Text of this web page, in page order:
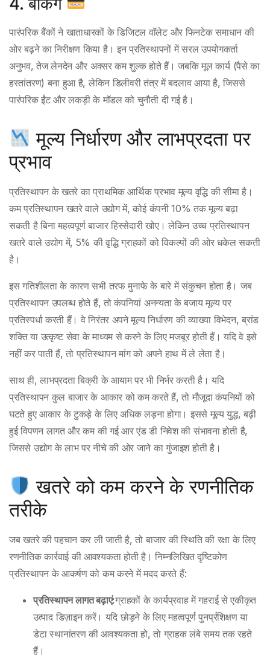
पारंपरिक बैंकों ने खाताधारकों के डिजिटल वॉलेट और फिनटेक समाधान की
ओर बढ़ने का निरीक्षण किया है। इन प्रतिस्थापनों में सरल उपयोगकर्ता
अनुभव, तेज लेनदेन और अक्सर कम शुल्क होते हैं। जबकि मूल कार्य (पैसे का
हस्तांतरण) बना हुआ है, लेकिन डिलीवरी तंत्र में बदलाव आया है, जिससे
पारंपरिक ईंट और लकड़ी के मॉडल को चुनौती दी गई है।
मूल्य निर्धारण और लाभप्रदता पर
प्रभाव
प्रतिस्थापन के खतरे का प्राथमिक आर्थिक प्रभाव मूल्य वृद्धि की सीमा है।
कम प्रतिस्थापन खतरे वाले उद्योग में, कोई कंपनी 10% तक मूल्य बढ़ा
सकती है बिना महत्वपूर्ण बाजार हिस्सेदारी खोए। लेकिन उच्च प्रतिस्थापन
खतरे वाले उद्योग में, 5% की वृद्धि ग्राहकों को विकल्पों की ओर धकेल सकती
है।
इस गतिशीलता के कारण सभी तरफ मुनाफे के बारे में संकुचन होता है। जब
प्रतिस्थापन उपलब्ध होते हैं, तो कंपनियां अनन्यता के बजाय मूल्य पर
प्रतिस्पर्धा करती हैं। वे निरंतर अपने मूल्य निर्धारण की व्याख्या विभेदन, ब्रांड
शक्ति या उत्कृष्ट सेवा के माध्यम से करने के लिए मजबूर होती हैं। यदि वे इसे
नहीं कर पाती हैं, तो प्रतिस्थापन मांग को अपने हाथ में ले लेता है।
साथ ही, लाभप्रदता बिक्री के आयाम पर भी निर्भर करती है। यदि
प्रतिस्थापन कुल बाजार के आकार को कम करते हैं, तो मौजूदा कंपनियों को
घटते हुए आकार के टुकड़े के लिए अधिक लड़ना होगा। इससे मूल्य युद्ध, बढ़ी
हुई विपणन लागत और कम की गई आर एंड डी निवेश की संभावना होती है,
जिससे उद्योग के लाभ पर नीचे की ओर जाने का गुंजाइश होती है।
खतरे को कम करने के रणनीतिक
तरीके
जब खतरे की पहचान कर ली जाती है, तो बाजार की स्थिति की रक्षा के लिए
रणनीतिक कार्रवाई की आवश्यकता होती है। निम्नलिखित दृष्टिकोण
प्रतिस्थापन के आकर्षण को कम करने में मदद करते हैं:
प्रतिस्थापन लागत बढ़ाएं:ग्राहकों के कार्यप्रवाह में गहराई से एकीकृत
उत्पाद डिज़ाइन करें। यदि छोड़ने के लिए महत्वपूर्ण पुनर्प्रशिक्षण या
डेटा स्थानांतरण की आवश्यकता हो, तो ग्राहक लंबे समय तक रहते
हैं।